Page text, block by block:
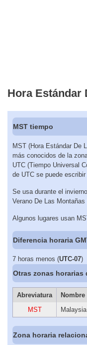
Hora Estándar
MST tiempo
MST (Hora Estándar De
más conocidos de la
UTC (Tiempo Universal
de UTC se puede escribir
Se usa durante el
Verano De Las Montañas
Algunos lugares usan
Diferencia horaria
7 horas menos (UTC-07)
Otras zonas horarias
Abreviatura
Nombre
MST
Zona horaria